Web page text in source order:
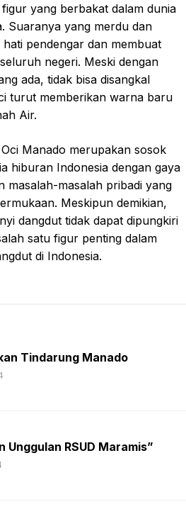
yang berbakat dalam dunia
Suaranya yang merdu dan
pendengar dan membuat
negeri. Meski dengan
ada, tidak bisa disangkal
turut memberikan warna baru
Air.
Manado merupakan sosok
hiburan Indonesia dengan gaya
masalah-masalah pribadi yang
Meskipun demikian,
dangdut tidak dapat dipungkiri
satu figur penting dalam
di Indonesia.
Tindarung Manado
Unggulan RSUD Maramis”